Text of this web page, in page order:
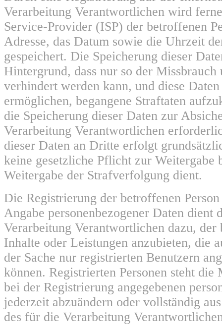
Verarbeitung Verantwortlichen wird
Service-Provider (ISP) der betroffenen
Adresse, das Datum sowie die Uhrzeit
gespeichert. Die Speicherung dieser
Hintergrund, dass nur so der Missbrauch
verhindert werden kann, und diese
ermöglichen, begangene Straftaten
die Speicherung dieser Daten zur
Verarbeitung Verantwortlichen
dieser Daten an Dritte erfolgt
keine gesetzliche Pflicht zur Weitergabe
Weitergabe der Strafverfolgung dient.
Die Registrierung der betroffenen
Angabe personenbezogener Daten dient
Verarbeitung Verantwortlichen dazu, der
Inhalte oder Leistungen anzubieten, die
der Sache nur registrierten Benutzern
können. Registrierten Personen steht
bei der Registrierung angegebenen
jederzeit abzuändern oder vollständig
des für die Verarbeitung